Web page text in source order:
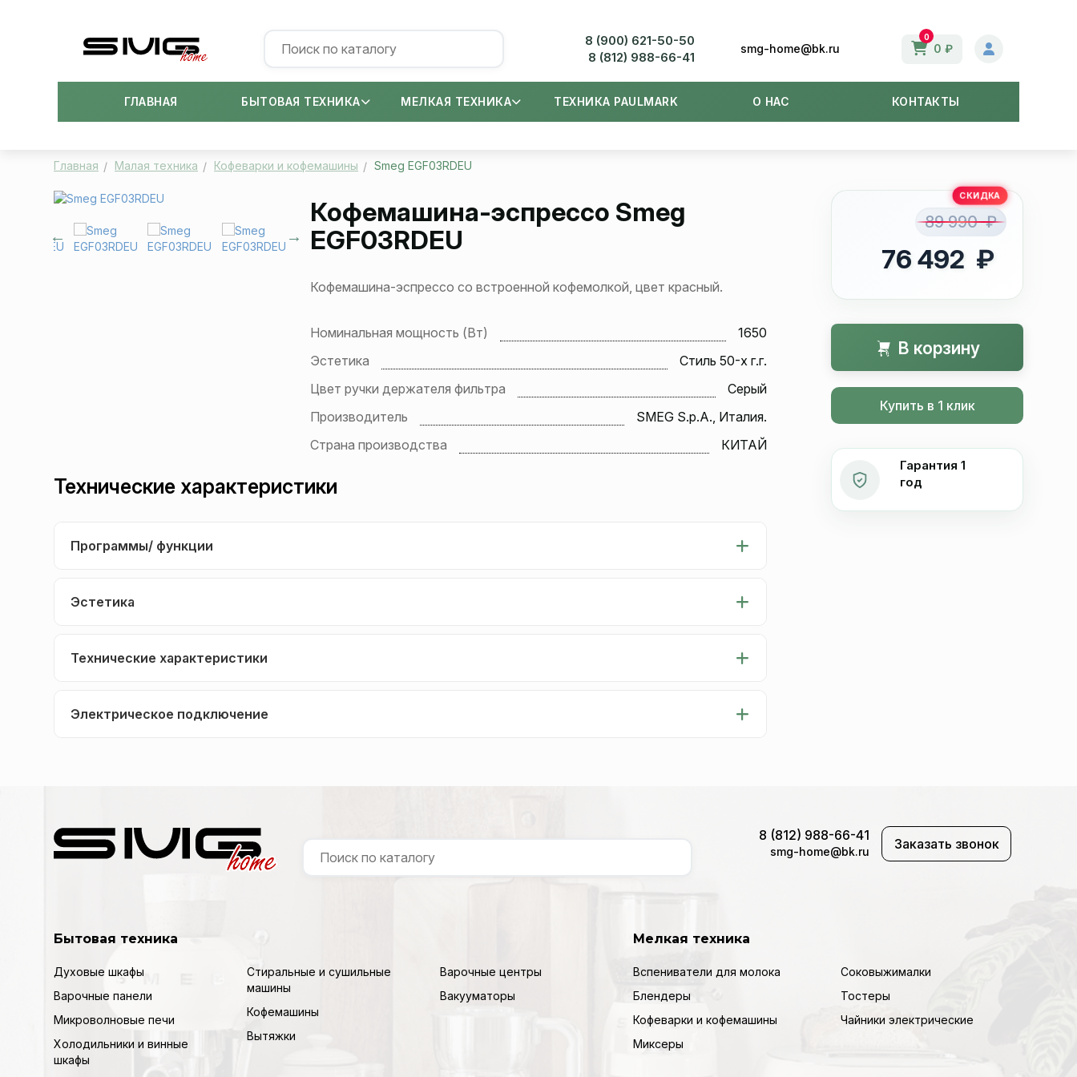
8 (900) 621-50-50
8 (812) 988-66-41
smg-home@bk.ru
0
0 ₽
ГЛАВНАЯ БЫТОВАЯ ТЕХНИКА МЕЛКАЯ ТЕХНИКА ТЕХНИКА PAULMARK О НАС КОНТАКТЫ
Главная Малая техника Кофеварки и кофемашины Smeg EGF03RDEU
Кофемашина-эспрессо Smeg
EGF03RDEU
Кофемашина-эспрессо со встроенной кофемолкой, цвет красный.
Номинальная мощность (Вт)
1650
Эстетика
Стиль 50-х г.г.
Цвет ручки держателя фильтра
Серый
Производитель
SMEG S.p.A., Италия.
Страна производства
КИТАЙ
Технические характеристики
Программы/ функции
Эстетика
Технические характеристики
Электрическое подключение
89 990 ₽
76 492 ₽
В корзину
Купить в 1 клик
Гарантия 1
год
8 (812) 988-66-41
smg-home@bk.ru Заказать звонок
Бытовая техника
Духовые шкафы
Варочные панели
Микроволновые печи
Холодильники и винные
шкафы
Стиральные и сушильные
машины
Кофемашины
Вытяжки
Варочные центры
Вакууматоры
Мелкая техника
Вспениватели для молока
Блендеры
Кофеварки и кофемашины
Миксеры
Соковыжималки
Тостеры
Чайники электрические